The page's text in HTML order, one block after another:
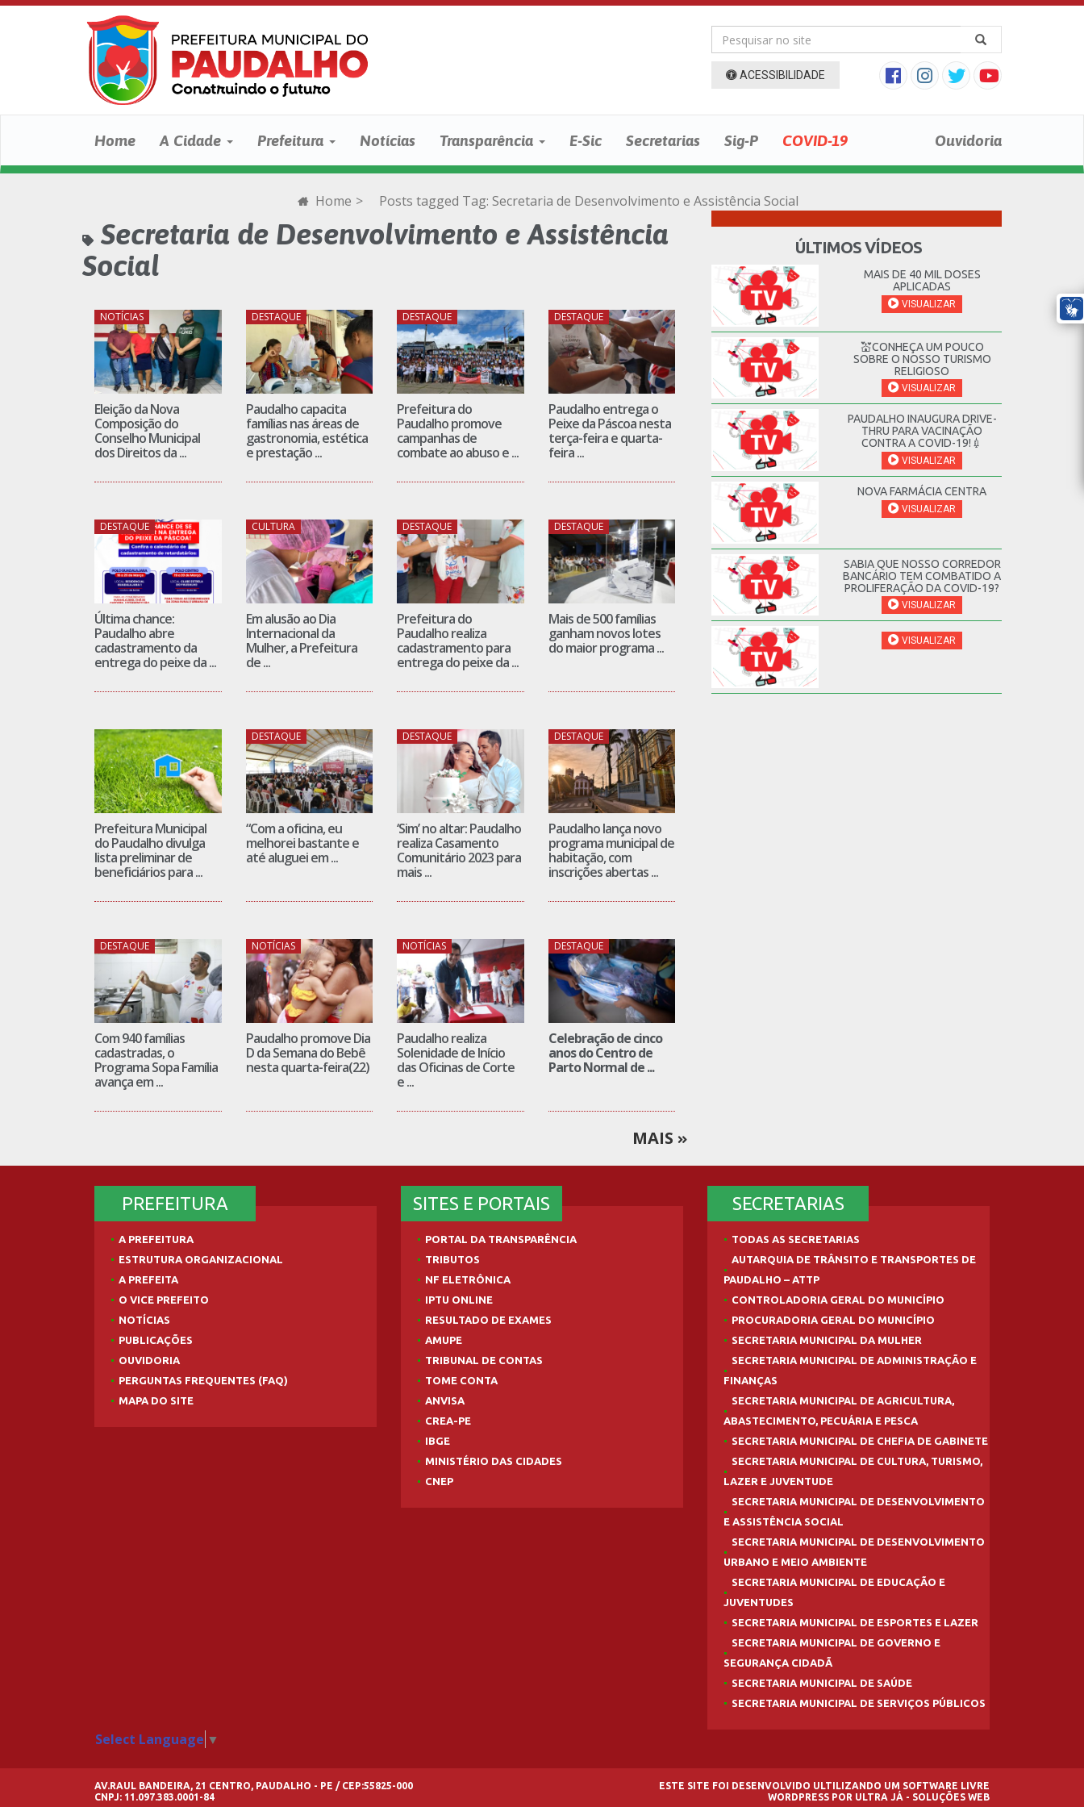
ACESSIBILIDADE
Home A Cidade Prefeitura Notícias Transparência E-Sic Secretarias Sig-P COVID-19 Ouvidoria
Home > Posts tagged Tag: Secretaria de Desenvolvimento e Assistência Social
Secretaria de Desenvolvimento e Assistência
Social
NOTÍCIAS
Eleição da Nova
Composição do
Conselho Municipal
dos Direitos da ...
DESTAQUE
Paudalho capacita
famílias nas áreas de
gastronomia, estética
e prestação ...
DESTAQUE
Prefeitura do
Paudalho promove
campanhas de
combate ao abuso e ...
DESTAQUE
Paudalho entrega o
Peixe da Páscoa nesta
terça-feira e quarta-
feira ...
DESTAQUE
Última chance:
Paudalho abre
cadastramento da
entrega do peixe da ...
CULTURA
Em alusão ao Dia
Internacional da
Mulher, a Prefeitura
de ...
DESTAQUE
Prefeitura do
Paudalho realiza
cadastramento para
entrega do peixe da ...
DESTAQUE
Mais de 500 famílias
ganham novos lotes
do maior programa ...
Prefeitura Municipal
do Paudalho divulga
lista preliminar de
beneficiários para ...
DESTAQUE
“Com a oficina, eu
melhorei bastante e
até aluguei em ...
DESTAQUE
‘Sim’ no altar: Paudalho
realiza Casamento
Comunitário 2023 para
mais ...
DESTAQUE
Paudalho lança novo
programa municipal de
habitação, com
inscrições abertas ...
DESTAQUE
Com 940 famílias
cadastradas, o
Programa Sopa Família
avança em ...
NOTÍCIAS
Paudalho promove Dia
D da Semana do Bebê
nesta quarta-feira(22)
NOTÍCIAS
Paudalho realiza
Solenidade de Início
das Oficinas de Corte
e ...
DESTAQUE
Celebração de cinco
anos do Centro de
Parto Normal de ...
MAIS
ÚLTIMOS VÍDEOS
MAIS DE 40 MIL DOSES
APLICADAS
VISUALIZAR
💒CONHEÇA UM POUCO
SOBRE O NOSSO TURISMO
RELIGIOSO
VISUALIZAR
PAUDALHO INAUGURA DRIVE-
THRU PARA VACINAÇÃO
CONTRA A COVID-19!💉
VISUALIZAR
NOVA FARMÁCIA CENTRA
VISUALIZAR
SABIA QUE NOSSO CORREDOR
BANCÁRIO TEM COMBATIDO A
PROLIFERAÇÃO DA COVID-19?
VISUALIZAR
VISUALIZAR
PREFEITURA
A PREFEITURA
ESTRUTURA ORGANIZACIONAL
A PREFEITA
O VICE PREFEITO
NOTÍCIAS
PUBLICAÇÕES
OUVIDORIA
PERGUNTAS FREQUENTES (FAQ)
MAPA DO SITE
SITES E PORTAIS
PORTAL DA TRANSPARÊNCIA
TRIBUTOS
NF ELETRÔNICA
IPTU ONLINE
RESULTADO DE EXAMES
AMUPE
TRIBUNAL DE CONTAS
TOME CONTA
ANVISA
CREA-PE
IBGE
MINISTÉRIO DAS CIDADES
CNEP
SECRETARIAS
TODAS AS SECRETARIAS
AUTARQUIA DE TRÂNSITO E TRANSPORTES DE
PAUDALHO – ATTP
CONTROLADORIA GERAL DO MUNICÍPIO
PROCURADORIA GERAL DO MUNICÍPIO
SECRETARIA MUNICIPAL DA MULHER
SECRETARIA MUNICIPAL DE ADMINISTRAÇÃO E
FINANÇAS
SECRETARIA MUNICIPAL DE AGRICULTURA,
ABASTECIMENTO, PECUÁRIA E PESCA
SECRETARIA MUNICIPAL DE CHEFIA DE GABINETE
SECRETARIA MUNICIPAL DE CULTURA, TURISMO,
LAZER E JUVENTUDE
SECRETARIA MUNICIPAL DE DESENVOLVIMENTO
E ASSISTÊNCIA SOCIAL
SECRETARIA MUNICIPAL DE DESENVOLVIMENTO
URBANO E MEIO AMBIENTE
SECRETARIA MUNICIPAL DE EDUCAÇÃO E
JUVENTUDES
SECRETARIA MUNICIPAL DE ESPORTES E LAZER
SECRETARIA MUNICIPAL DE GOVERNO E
SEGURANÇA CIDADÃ
SECRETARIA MUNICIPAL DE SAÚDE
SECRETARIA MUNICIPAL DE SERVIÇOS PÚBLICOS
Select Language ▼
AV.RAUL BANDEIRA, 21 CENTRO, PAUDALHO - PE / CEP:55825-000
CNPJ: 11.097.383.0001-84
ESTE SITE FOI DESENVOLVIDO ULTILIZANDO UM SOFTWARE LIVRE
WORDPRESS POR ULTRA JÁ - SOLUÇÕES WEB